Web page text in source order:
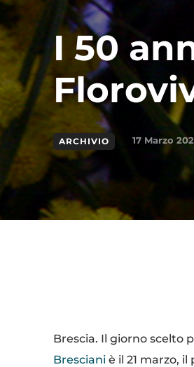
I 50
ARCHIVIO 17 Marzo
Brescia. Il giorno scelto
Bresciani è il 21 marzo,